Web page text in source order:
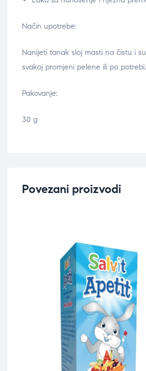
Način upotrebe:
Nanijeti tanak sloj masti na čistu i
svakoj promjeni pelene ili po potrebi.
Pakovanje:
30 g
Povezani proizvodi